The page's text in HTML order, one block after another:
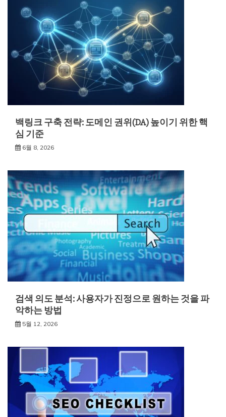
백링크 구축 전략: 도메인 권위(DA) 높이기 위한 핵
심 기준
6월 8, 2026
검색 의도 분석: 사용자가 진정으로 원하는 것을 파
악하는 방법
5월 12, 2026